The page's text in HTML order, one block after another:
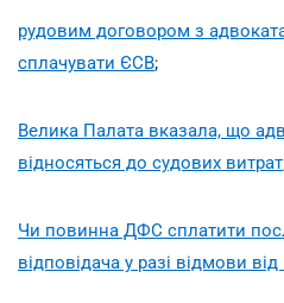
рудовим договором з
сплачувати ЄСВ;
Велика Палата вказала, що
відносяться до судових витрат
Чи повинна ДФС сплатити
відповідача у разі відмови